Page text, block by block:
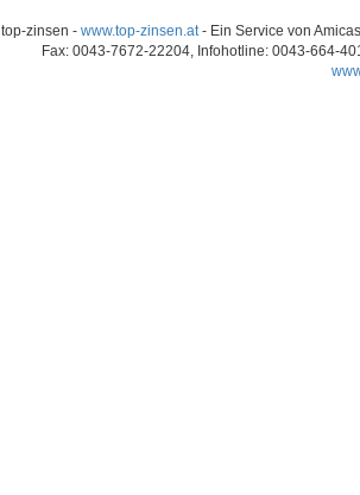
top-zinsen - www.top-zinsen.at- Ein Service von
Fax: 0043-7672-22204, Infohotline: 0043-664-